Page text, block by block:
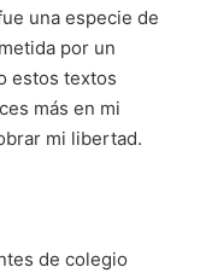
una especie de
por un
estos textos
más en mi
mi libertad.
de colegio